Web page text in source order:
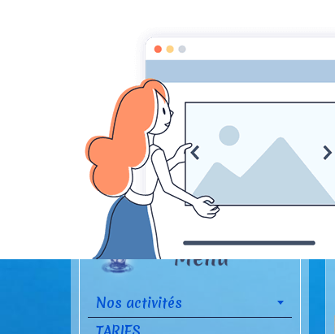
Nos activités